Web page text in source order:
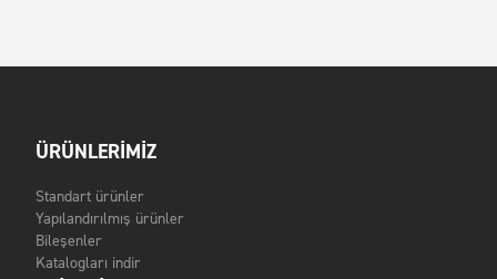
ÜRÜNLERIMIZ
Standart ürünler
Yapılandırılmış ürünler
Bileşenler
Katalogları indir